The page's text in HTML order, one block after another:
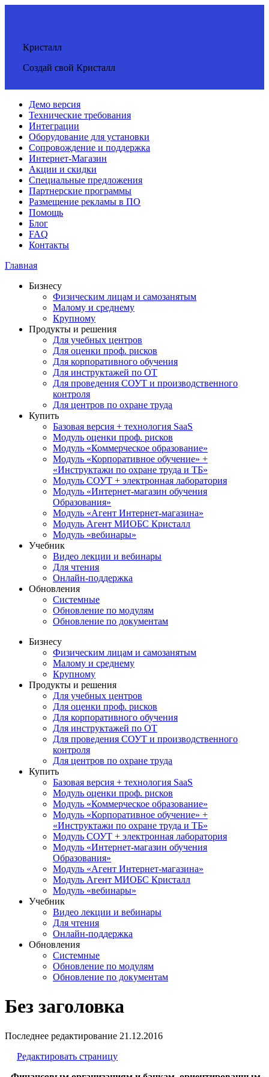
Кристалл
Создай свой Кристалл
Демо версия
Технические требования
Интеграции
Оборудование для установки
Сопровождение и поддержка
Интернет-Магазин
Акции и скидки
Специальные предложения
Партнерские программы
Размещение рекламы в ПО
Помощь
Блог
FAQ
Контакты
Главная
Бизнесу
Физическим лицам и самозанятым
Малому и среднему
Крупному
Продукты и решения
Для учебных центров
Для оценки проф. рисков
Для корпоративного обучения
Для инструктажей по ОТ
Для проведения СОУТ и производственного
контроля
Для центров по охране труда
Купить
Базовая версия + технология SaaS
Модуль оценки проф. рисков
Модуль «Коммерческое образование»
Модуль «Корпоративное обучение» +
«Инструктажи по охране труда и ТБ»
Модуль СОУТ + электронная лаборатория
Модуль «Интернет-магазин обучения
Образования»
Модуль «Агент Интернет-магазина»
Модуль Агент МИОБС Кристалл
Модуль «вебинары»
Учебник
Видео лекции и вебинары
Для чтения
Онлайн-поддержка
Обновления
Системные
Обновление по модулям
Обновление по документам
Бизнесу
Физическим лицам и самозанятым
Малому и среднему
Крупному
Продукты и решения
Для учебных центров
Для оценки проф. рисков
Для корпоративного обучения
Для инструктажей по ОТ
Для проведения СОУТ и производственного
контроля
Для центров по охране труда
Купить
Базовая версия + технология SaaS
Модуль оценки проф. рисков
Модуль «Коммерческое образование»
Модуль «Корпоративное обучение» +
«Инструктажи по охране труда и ТБ»
Модуль СОУТ + электронная лаборатория
Модуль «Интернет-магазин обучения
Образования»
Модуль «Агент Интернет-магазина»
Модуль Агент МИОБС Кристалл
Модуль «вебинары»
Учебник
Видео лекции и вебинары
Для чтения
Онлайн-поддержка
Обновления
Системные
Обновление по модулям
Обновление по документам
Без заголовка
Последнее редактирование 21.12.2016
Редактировать страницу